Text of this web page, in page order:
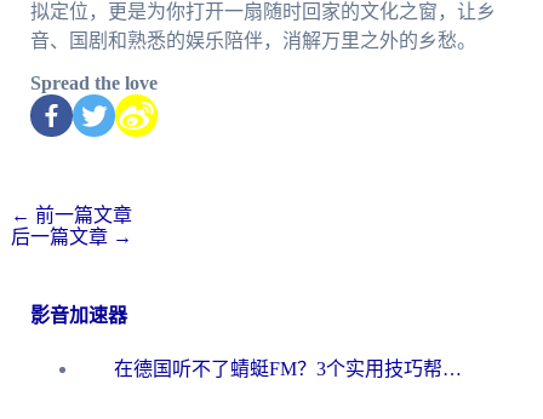
拟定位，更是为你打开一扇随时回家的文化之窗，让乡
音、国剧和熟悉的娱乐陪伴，消解万里之外的乡愁。
Spread the love
← 前一篇文章
后一篇文章 →
影音加速器
在德国听不了蜻蜓FM？3个实用技巧帮你解锁国内影音自由